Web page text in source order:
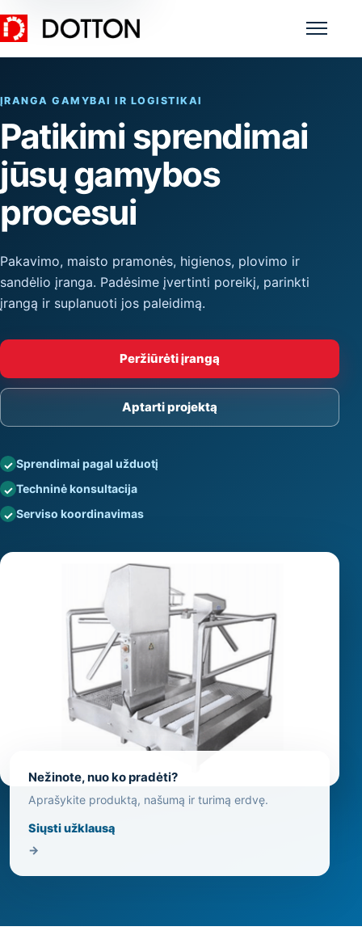
ĮRANGA GAMYBAI IR LOGISTIKAI
Patikimi sprendimai
jūsų gamybos
procesui
Pakavimo, maisto pramonės, higienos, plovimo ir
sandėlio įranga. Padėsime įvertinti poreikį, parinkti
įrangą ir suplanuoti jos paleidimą.
Peržiūrėti įrangą
Aptarti projektą
Sprendimai pagal užduotį
Techninė konsultacija
Serviso koordinavimas
Nežinote, nuo ko pradėti?
Aprašykite produktą, našumą ir turimą erdvę.
Siųsti užklausą
→